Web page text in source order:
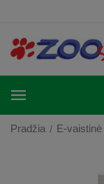
Pradžia / E-vaistinė